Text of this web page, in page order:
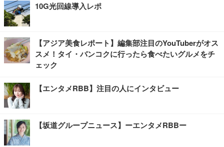
10G光回線導入レポ
【アジア美食レポート】編集部注目のYouTuberがオス
スメ！タイ・バンコクに行ったら食べたいグルメをチ
ェック
【エンタメRBB】注目の人にインタビュー
【坂道グループニュース】ーエンタメRBBー